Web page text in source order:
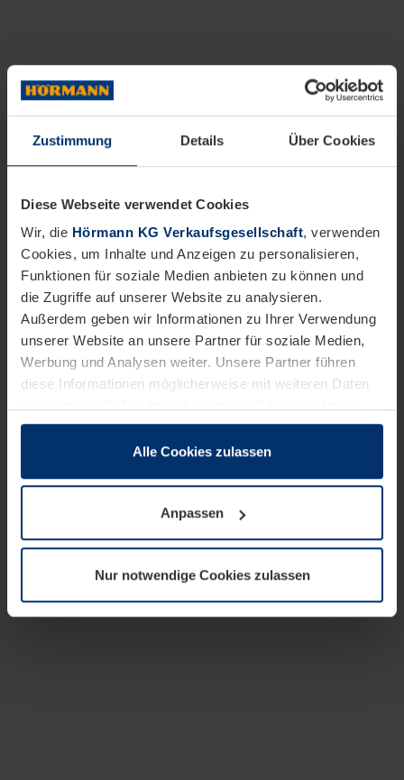
Zustimmung Details Über Cookies
Diese Webseite verwendet Cookies
Wir, die Hörmann KG Verkaufsgesellschaft, verwenden
Cookies, um Inhalte und Anzeigen zu personalisieren,
Funktionen für soziale Medien anbieten zu können und
die Zugriffe auf unserer Website zu analysieren.
Außerdem geben wir Informationen zu Ihrer Verwendung
unserer Website an unsere Partner für soziale Medien,
Werbung und Analysen weiter. Unsere Partner führen
diese Informationen möglicherweise mit weiteren Daten
sie im Rahmen Ihrer Nutzung der Dienste gesammelt
wenn diese für den Betrieb dieser Seite unbedingt
notwendig sind. Für alle anderen Cookie-Typen benötigen
wir Ihre Erlaubnis. Ihre Einwilligung können Sie jederzeit
Datenschutzerklärungunserer Website ändern oder
widerrufen.
Alle Cookies zulassen
Anpassen
Nur notwendige Cookies zulassen